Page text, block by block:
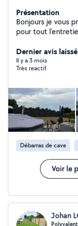
Présentation
Bonjours je vous
pour tout
cordialement ( petit
vide maison je
Dernier avis
Il y a 3 mois
Très reactif
Débarras de cave
Voir le
Johan